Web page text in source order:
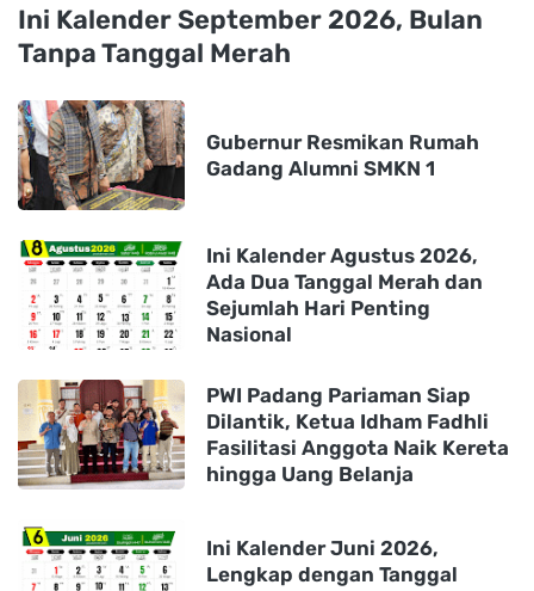
Ini Kalender September 2026, Bulan
Tanpa Tanggal Merah
Gubernur Resmikan Rumah
Gadang Alumni SMKN 1
Ini Kalender Agustus 2026,
Ada Dua Tanggal Merah dan
Sejumlah Hari Penting
Nasional
PWI Padang Pariaman Siap
Dilantik, Ketua Idham Fadhli
Fasilitasi Anggota Naik Kereta
hingga Uang Belanja
Ini Kalender Juni 2026,
Lengkap dengan Tanggal